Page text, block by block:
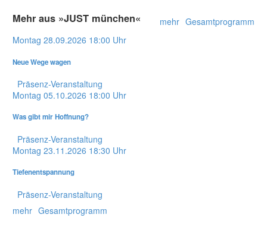
Gesamtprogramm
mehr
Mehr aus »JUST münchen«
Montag 28.09.2026 18:00 Uhr
Neue Wege wagen
Präsenz-Veranstaltung
Montag 05.10.2026 18:00 Uhr
Was gibt mir Hoffnung?
Präsenz-Veranstaltung
Montag 23.11.2026 18:30 Uhr
Tiefenentspannung
Präsenz-Veranstaltung
mehr Gesamtprogramm